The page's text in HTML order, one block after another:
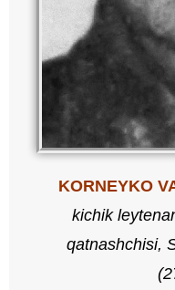
KORNEYKO
kichik
qatnashchisi,